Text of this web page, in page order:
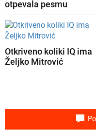
otpevala pesmu
Otkriveno koliki IQ ima
Željko Mitrović